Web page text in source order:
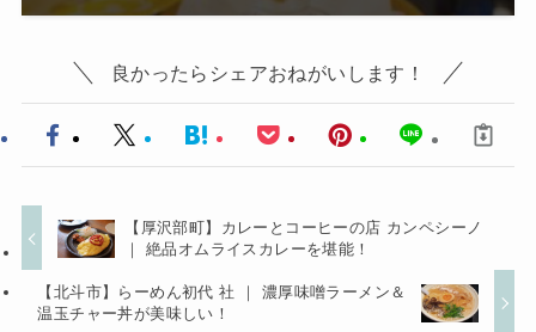
良かったらシェアおねがいします！
【厚沢部町】カレーとコーヒーの店 カンペシーノ
｜ 絶品オムライスカレーを堪能！
【北斗市】らーめん初代 社 ｜ 濃厚味噌ラーメン＆
温玉チャー丼が美味しい！